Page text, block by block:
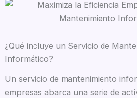
¿Qué incluye un Servicio de
Informático?
Un servicio de mantenimiento
empresas abarca una serie de